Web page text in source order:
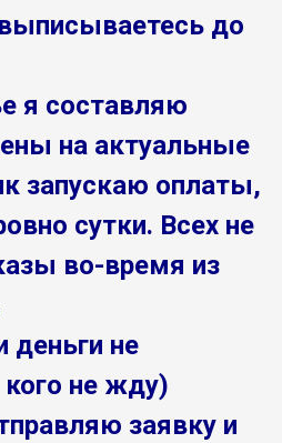
до
я составляю
на актуальные
запускаю оплаты,
сутки. Всех не
во-время из
деньги не
не жду)
заявку и